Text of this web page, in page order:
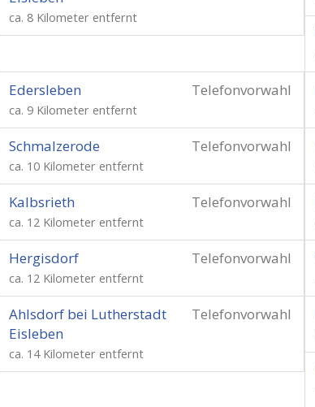
ca. 8 Kilometer entfernt
Telefonvorwahl
Edersleben
ca. 9 Kilometer entfernt
Telefonvorwahl
Schmalzerode
ca. 10 Kilometer entfernt
Telefonvorwahl
Kalbsrieth
ca. 12 Kilometer entfernt
Telefonvorwahl
Hergisdorf
ca. 12 Kilometer entfernt
Telefonvorwahl
Ahlsdorf bei Lutherstadt
Eisleben
ca. 14 Kilometer entfernt